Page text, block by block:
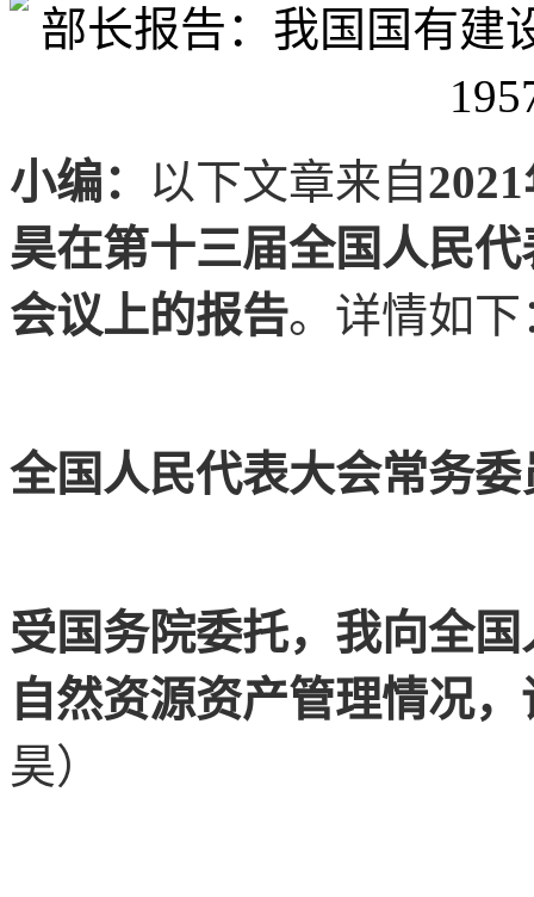
小编： 以下文章来自
昊在第十三届全国人民
会议上的报告。详情如
全国人民代表大会常务委
受国务院委托，我向全
自然资源资产管理情况，
昊）